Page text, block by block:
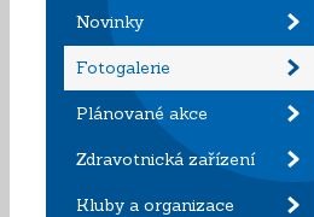
Novinky
Fotogalerie
Plánované akce
Zdravotnická zařízení
Kluby a organizace